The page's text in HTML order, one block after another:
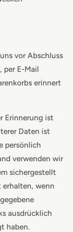
vor Abschluss
per E-Mail
erinnert
Erinnerung ist
Daten ist
persönlich
verwenden wir
sichergestellt
erhalten, wenn
ausdrücklich
haben.